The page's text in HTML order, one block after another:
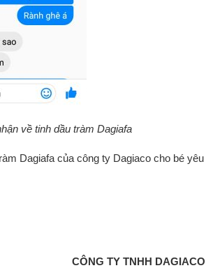
về tinh dầu tràm Dagiafa
Dagiafa của công ty Dagiaco cho bé yêu
CÔNG TY TNHH DAGIACO